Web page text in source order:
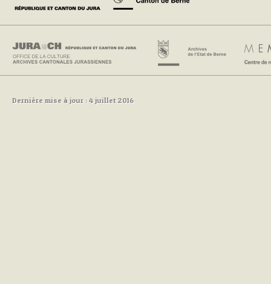
Dernière mise à jour : 4 juillet 2016